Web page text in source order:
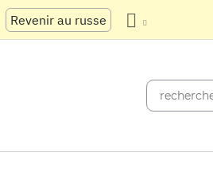
Revenir au russe